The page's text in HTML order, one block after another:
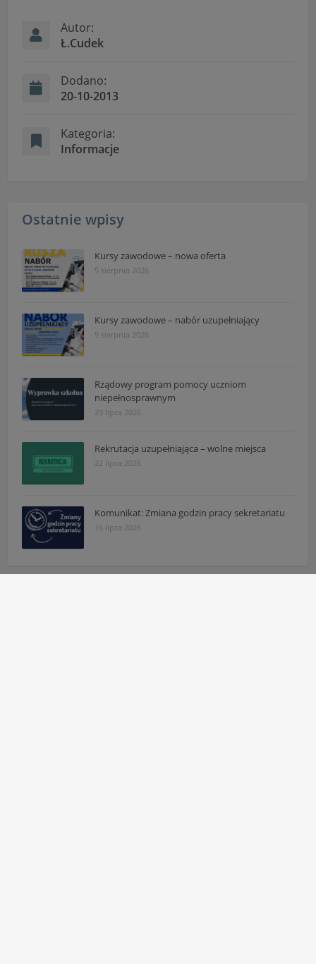
Autor:
Ł.Cudek
Dodano:
20-10-2013
Kategoria:
Informacje
Ostatnie wpisy
Kursy zawodowe – nowa oferta
5 sierpnia 2026
Kursy zawodowe – nabór uzupełniający
5 sierpnia 2026
Rządowy program pomocy uczniom
niepełnosprawnym
29 lipca 2026
Rekrutacja uzupełniająca – wolne miejsca
22 lipca 2026
Komunikat: Zmiana godzin pracy sekretariatu
16 lipca 2026